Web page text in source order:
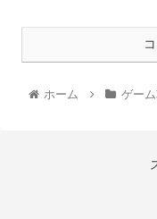
ホーム ゲー